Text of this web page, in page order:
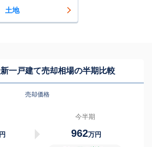
土地
一戸建て売却相場の半期比較
売却価格
今半期
962万円